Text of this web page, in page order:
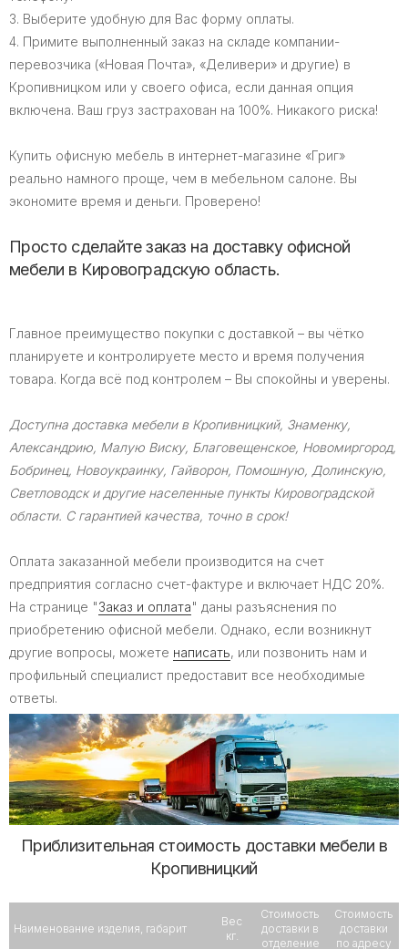
3. Выберите удобную для Вас форму оплаты.
4. Примите выполненный заказ на складе компании-
перевозчика («Новая Почта», «Деливери» и другие) в
Кропивницком или у своего офиса, если данная опция
включена. Ваш груз застрахован на 100%. Никакого риска!
Купить офисную мебель в интернет-магазине «Григ»
реально намного проще, чем в мебельном салоне. Вы
экономите время и деньги. Проверено!
Просто сделайте заказ на доставку офисной
мебели в Кировоградскую область.
Главное преимущество покупки с доставкой – вы чётко
планируете и контролируете место и время получения
товара. Когда всё под контролем – Вы спокойны и уверены.
Доступна доставка мебели в Кропивницкий, Знаменку,
Александрию, Малую Виску, Благовещенское, Новомиргород,
Бобринец, Новоукраинку, Гайворон, Помошную, Долинскую,
Светловодск и другие населенные пункты Кировоградской
области. С гарантией качества, точно в срок!
Оплата заказанной мебели производится на счет
предприятия согласно счет-фактуре и включает НДС 20%.
На странице "Заказ и оплата" даны разъяснения по
приобретению офисной мебели. Однако, если возникнут
другие вопросы, можете написать, или позвонить нам и
профильный специалист предоставит все необходимые
ответы.
Приблизительная стоимость доставки мебели в
Кропивницкий
Наименование изделия, габарит
Вес
кг.
Стоимость
доставки в
отделение
Стоимость
доставки
по адресу